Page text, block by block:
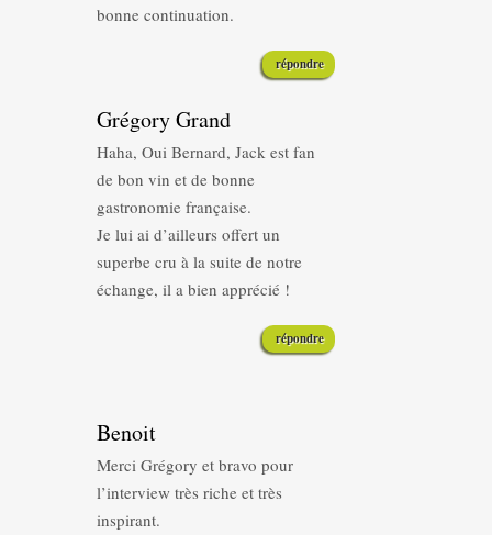
bonne continuation.
répondre
Grégory Grand
Haha, Oui Bernard, Jack est fan
de bon vin et de bonne
gastronomie française.
Je lui ai d’ailleurs offert un
superbe cru à la suite de notre
échange, il a bien apprécié !
répondre
Benoit
Merci Grégory et bravo pour
l’interview très riche et très
inspirant.